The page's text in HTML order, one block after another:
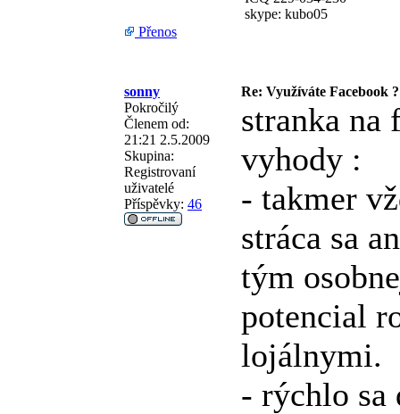
skype: kubo05
Přenos
sonny
Re: Využíváte Facebook ?
Pokročilý
Členem od:
21:21 2.5.2009
Skupina:
Registrovaní
uživatelé
Příspěvky: 46
stranka na
vyhody :
- takmer
stráca sa
tým
potencial
lojálnymi.
- rýchlo sa